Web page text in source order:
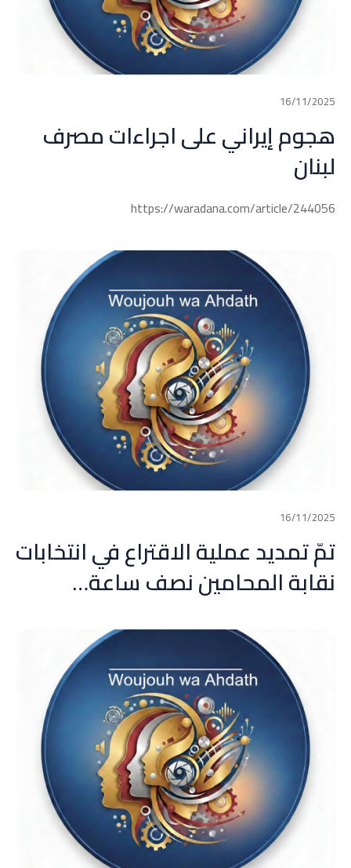
16/11/2025
هجوم إيراني على اجراءات مصرف
لبنان
https://waradana.com/article/244056
16/11/2025
تمّ تمديد عملية الاقتراع في انتخابات
نقابة المحامين نصف ساعة…